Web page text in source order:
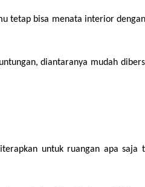
tetap bisa menata interior
diantaranya mudah
untuk ruangan apa